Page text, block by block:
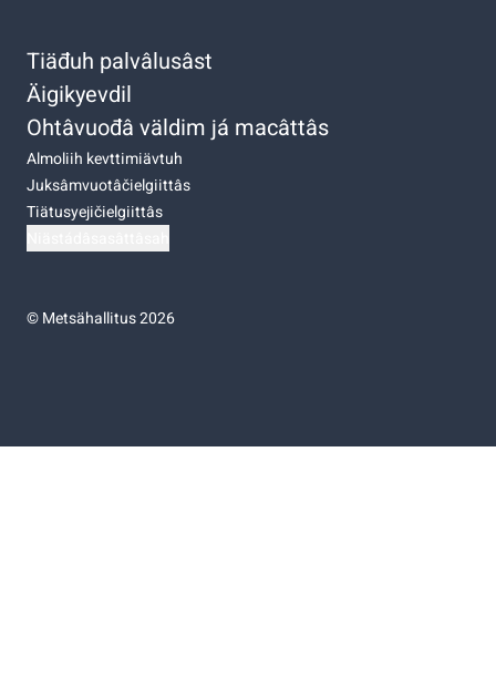
Tiäđuh palvâlusâst
Äigikyevdil
Ohtâvuođâ väldim já macâttâs
Almoliih kevttimiävtuh
Juksâmvuotâčielgiittâs
Tiätusyejičielgiittâs
©Metsähallitus 2026